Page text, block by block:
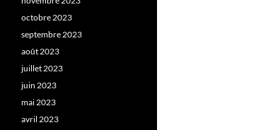
octobre 2023
septembre 2023
août 2023
juillet 2023
juin 2023
mai 2023
avril 2023